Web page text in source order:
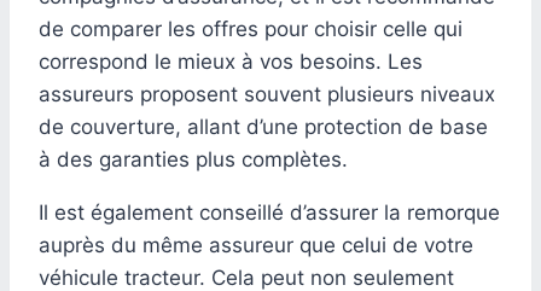
de comparer les offres pour choisir celle qui
correspond le mieux à vos besoins. Les
assureurs proposent souvent plusieurs niveaux
de couverture, allant d’une protection de base
à des garanties plus complètes.
Il est également conseillé d’assurer la remorque
auprès du même assureur que celui de votre
véhicule tracteur. Cela peut non seulement